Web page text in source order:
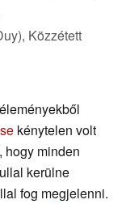
Közzétett
kénytelen volt
hogy minden
kerülne
fog megjelenni.